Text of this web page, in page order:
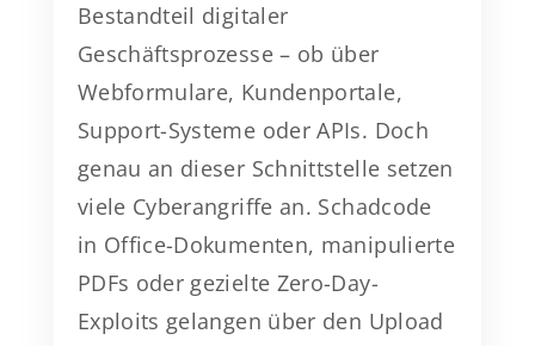
Bestandteil digitaler
Geschäftsprozesse – ob über
Webformulare, Kundenportale,
Support-Systeme oder APIs. Doch
genau an dieser Schnittstelle setzen
viele Cyberangriffe an. Schadcode
in Office-Dokumenten, manipulierte
PDFs oder gezielte Zero-Day-
Exploits gelangen über den Upload